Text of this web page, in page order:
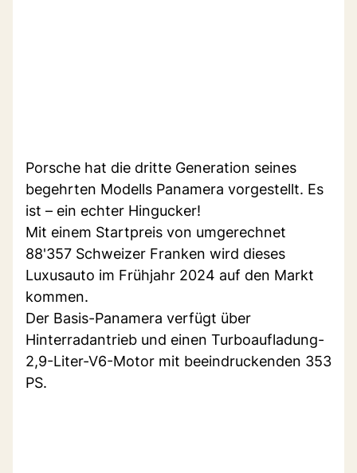
Porsche hat die dritte Generation seines
begehrten Modells Panamera vorgestellt. Es
ist – ein echter Hingucker!
Mit einem Startpreis von umgerechnet
88'357 Schweizer Franken wird dieses
Luxusauto im Frühjahr 2024 auf den Markt
kommen.
Der Basis-Panamera verfügt über
Hinterradantrieb und einen Turboaufladung-
2,9-Liter-V6-Motor mit beeindruckenden 353
PS.